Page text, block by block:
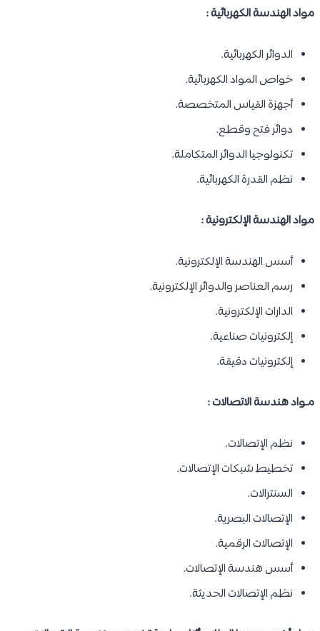
مواد الهندسة الكهربائية :
الدوائر الكهربائية.
خواص المواد الكهربائية.
أجهزة القياس المتخصصة.
دوائر فتح وقطع.
تكنولوجيا الدوائر المتكاملة.
نظم القدرة الكهربائية.
مواد الهندسة الإلكترونية :
أسس الهندسة الإلكترونية.
رسم العناصر والدوائر الإلكترونية.
الدارات الإلكترونية.
إلكترونيات صناعية.
إلكترونيات دقيقة.
مـواد هندسة الاتصالات :
نظم الإتصالات.
تخطيط شبكات الإتصالات.
السنترالات.
الإتصالات البصرية.
الإتصالات الرقمية.
أسس هندسة الإتصالات.
نظم الإتصالات الحديثة.